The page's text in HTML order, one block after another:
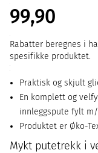
99,90
Rabatter beregnes i
spesifikke produktet.
Praktisk og skjult
En komplett og
innleggspute fylt
Produktet er Øko-
Mykt putetrekk i